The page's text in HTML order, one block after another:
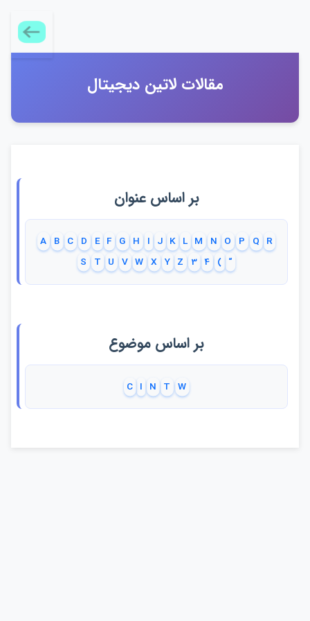
مقالات لاتين ديجيتال
بر اساس عنوان
A B C D E F G H I J K L M N O P Q R
S
T U V W X Y Z 3 4 ( “
بر اساس موضوع
C I N T W